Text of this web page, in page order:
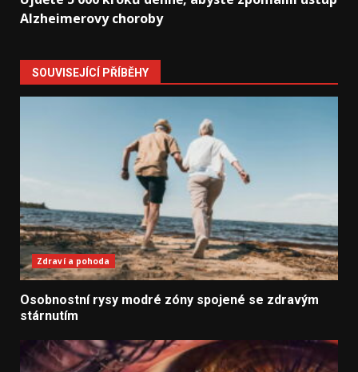
Alzheimerovy choroby
SOUVISEJÍCÍ PŘÍBĚHY
Zdraví a pohoda
Osobnostní rysy modré zóny spojené se zdravým
stárnutím